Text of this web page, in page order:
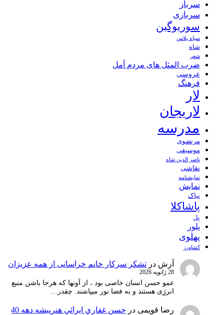
سرباز
سربازی
سوریوگین
سیاه پلاس
شاه
شعر
ضرب المثل های مردم آمل
عروسی
فرهنگ
لار
لاریجان
مدرسه
مرتضوی
موسیقی
ناصر الدین شاه
نقاشی
نمايشنامه
نمایش
نیاک
پاشاکلا
پل
پلور
پهلوی
کشاورز
آرش در تشکر سرکار خانم خراسانی از همه عزیزان
28 ژانویه 2026
عمو حسن انسان خاصی بود ، از آونها که هرجا باشن منبع
انرژِی هستند و به فضا نور میپاشند. چقدر…
رضا قویمی در حسن غفاري ايرائي هنرپيشه دهه 40